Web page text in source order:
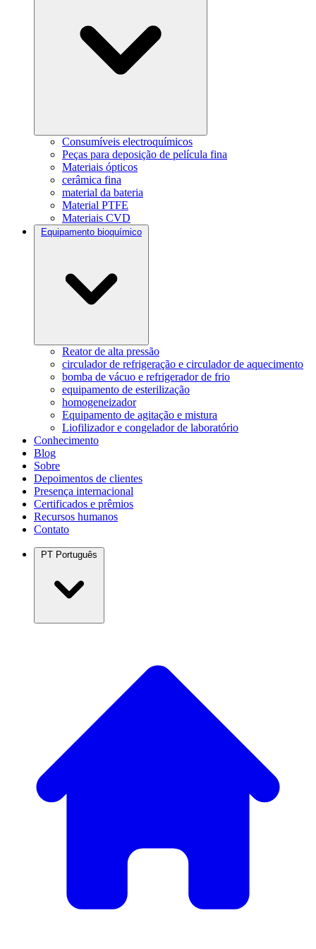
Consumíveis electroquímicos
Peças para deposição de película fina
Materiais ópticos
cerâmica fina
material da bateria
Material PTFE
Materiais CVD
Equipamento bioquímico
Reator de alta pressão
circulador de refrigeração e circulador de aquecimento
bomba de vácuo e refrigerador de frio
equipamento de esterilização
homogeneizador
Equipamento de agitação e mistura
Liofilizador e congelador de laboratório
Conhecimento
Blog
Sobre
Depoimentos de clientes
Presença internacional
Certificados e prêmios
Recursos humanos
Contato
PT Português